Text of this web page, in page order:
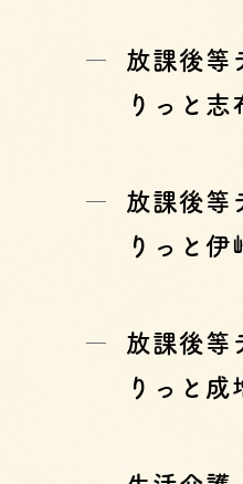
放課後等
りっと志
放課後等
りっと伊
放課後等
りっと成